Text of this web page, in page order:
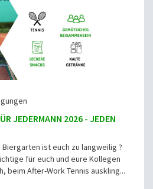
JEDERMANN 2026 - JEDEN
ist euch zu langweilig ?
für euch und eure Kollegen
beim After-Work Tennis auskling...